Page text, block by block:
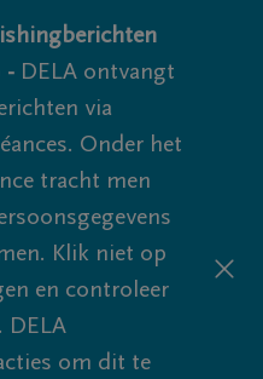
- DELA ontvangt
via
Onder het
tracht men
Klik niet op
en controleer
DELA
om dit te